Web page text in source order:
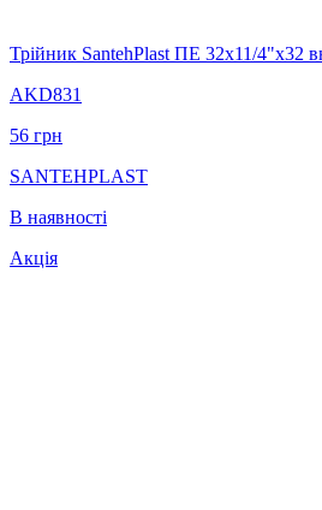
Трійник SantehPlast ПЕ 32x11/4"x32
AKD831
56 грн
SANTEHPLAST
В наявності
Акція